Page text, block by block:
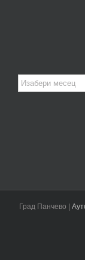
Архива
чланака
Град Панчево |